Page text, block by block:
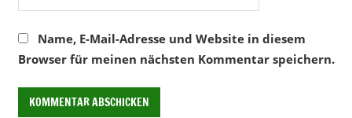
Name, E-Mail-Adresse und Website in diesem
Browser für meinen nächsten Kommentar speichern.